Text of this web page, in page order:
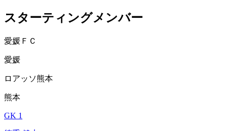
スターティングメンバー
愛媛ＦＣ
愛媛
ロアッソ熊本
熊本
GK 1